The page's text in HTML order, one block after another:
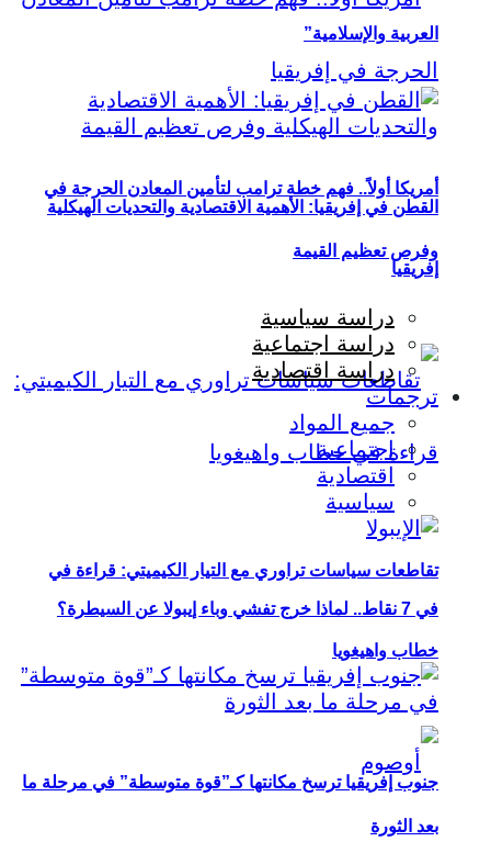
أمريكا أولاً.. فهم خطة ترامب لتأمين المعادن الحرجة في
إفريقيا
تقاطعات سياسات تراوري مع التيار الكيميتي: قراءة في
خطاب واهيغويا
العربية والإسلامية”
القطن في إفريقيا: الأهمية الاقتصادية والتحديات الهيكلية
وفرص تعظيم القيمة
دراسة سياسية
دراسة اجتماعية
دراسة اقتصادية
ترجمات
جميع المواد
اجتماعية
اقتصادية
سياسية
في 7 نقاط.. لماذا خرج تفشي وباء إيبولا عن السيطرة؟
جنوب إفريقيا ترسخ مكانتها كـ”قوة متوسطة” في مرحلة ما
بعد الثورة